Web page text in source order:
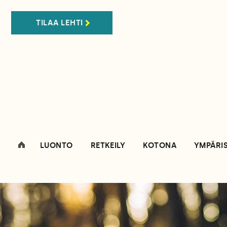
TILAA LEHTI
LUONTO RETKEILY KOTONA